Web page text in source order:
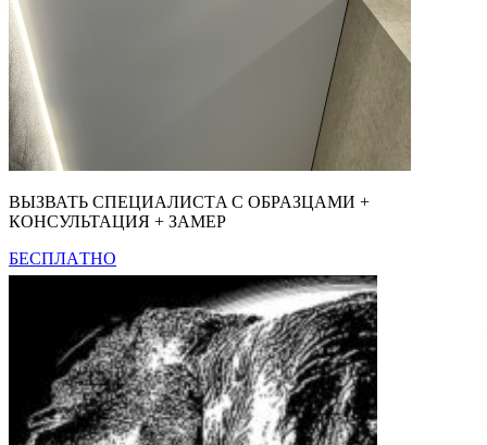
ВЫЗВАТЬ CПЕЦИAЛИCТA С OБPAЗЦАМИ +
КOНCУЛЬТАЦИЯ + ЗАМЕР
БЕСПЛАTHO